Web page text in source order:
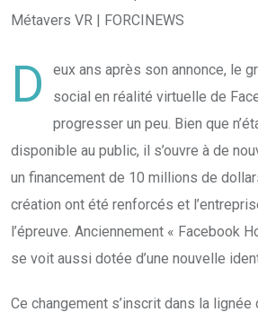
D
eux ans après son annonce, le
social en réalité virtuelle de
progresser un peu. Bien que
disponible au public, il s’ouvre à de
un financement de 10 millions de
création ont été renforcés et
l’épreuve. Anciennement « Facebook
se voit aussi dotée d’une nouvelle
Ce changement s’inscrit dans la lignée